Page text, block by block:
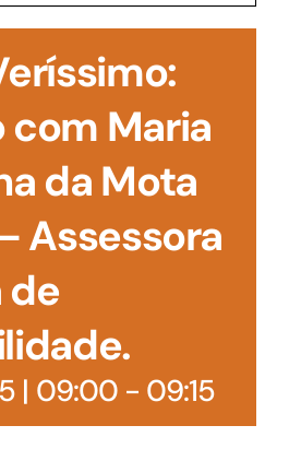
com Maria
da Mota
Assessora
de
| 09:00- 09:15